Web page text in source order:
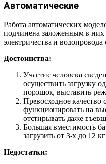
Автоматические
Работа автоматических
подчинена заложенным в них
электричества и водопровода
Достоинства:
Участие человека
осуществить загрузку
порошок, выставить
Превосходное качество
функционировать на
отстирывать даже
Большая вместимость
загрузить от 3-х до 12
Недостатки: